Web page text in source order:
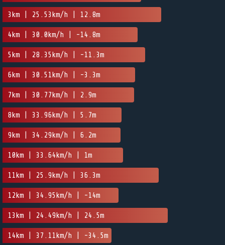
3km | 25.53km/h | 12.8m
4km | 30.0km/h | -14.8m
5km | 28.35km/h | -11.3m
6km | 30.51km/h | -3.3m
7km | 30.77km/h | 2.9m
8km | 33.96km/h | 5.7m
9km | 34.29km/h | 6.2m
10km | 33.64km/h | 1m
11km | 25.9km/h | 36.3m
12km | 34.95km/h | -14m
13km | 24.49km/h | 24.5m
14km | 37.11km/h | -34.5m